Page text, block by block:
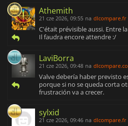
Athemith
21 cze 2026, 09:55 na dlcompare.fr
C'était prévisible aussi. Entre
Il faudra encore attendre :/
LaviBorra
21 cze 2026, 09:48 na
Valve debería haber previsto
porque si no se queda corta
frustración va a crecer.
sylxid
21 cze 2026, 09:46 na dlcompare.fr